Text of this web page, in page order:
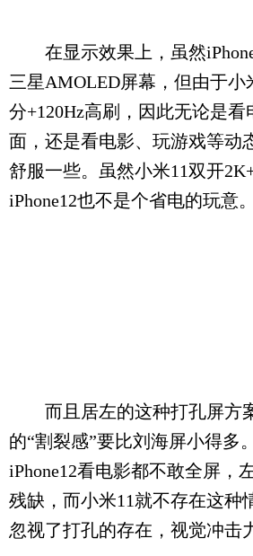
在显示效果上，虽然
三星AMOLED屏幕，但由于小
分+120Hz高刷，因此无论是
面，还是看电影、玩游戏等动
舒服一些。虽然小米11双开
iPhone12也不是个省电的玩意。
而且居左的这种打孔屏方
的“割裂感”要比刘海屏小得多
iPhone12看电影都不敢全屏，
残缺，而小米11就不存在这种
忽视了打孔的存在，视觉冲击